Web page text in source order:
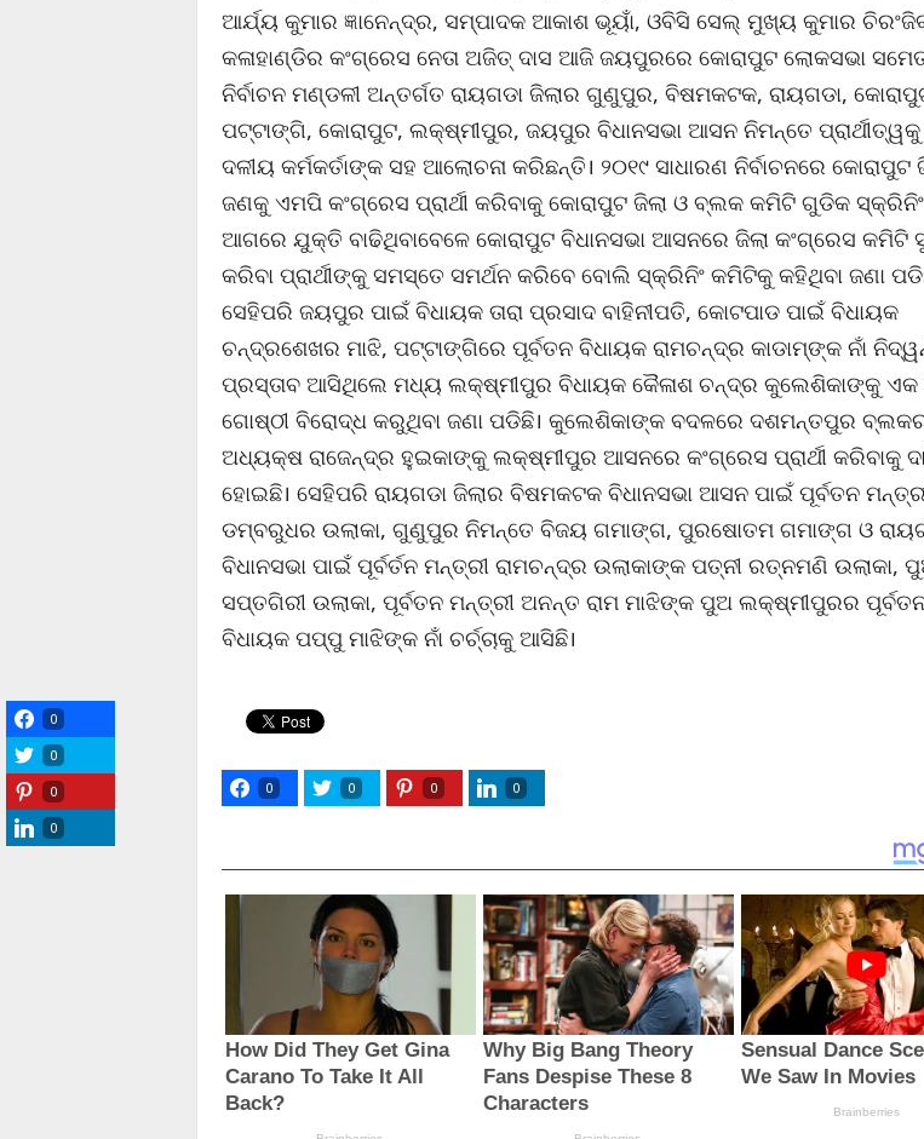
ଆର୍ଯ୍ୟ କୁମାର ଜ୍ଞାନେନ୍ଦ୍ର, ସମ୍ପାଦକ ଆକାଶ ଭୂୟାଁ, ଓବିସି ସେଲ୍ ମୁଖ୍ୟ କୁମାର
କଳାହାଣ୍ଡିର କଂଗ୍ରେସ ନେତା ଅଜିତ୍ ଦାସ ଆଜି ଜୟପୁରରେ କୋରାପୁଟ ଲୋକସଭା
ନିର୍ବାଚନ ମଣ୍ଡଳୀ ଅନ୍ତର୍ଗତ ରାୟଗଡା ଜିଲାର ଗୁଣୁପୁର, ବିଷମକଟକ, ରାୟଗଡା,
ପଟ୍ଟାଙ୍ଗି, କୋରାପୁଟ, ଲକ୍ଷ୍ମୀପୁର, ଜୟପୁର ବିଧାନସଭା ଆସନ ନିମନ୍ତେ
ଦଳୀୟ କର୍ମକର୍ତାଙ୍କ ସହ ଆଲୋଚନା କରିଛନ୍ତି। ୨୦୧୯ ସାଧାରଣ ନିର୍ବାଚନରେ କୋରାପୁଟ
ଜଣକୁ ଏମପି କଂଗ୍ରେସ ପ୍ରାର୍ଥୀ କରିବାକୁ କୋରାପୁଟ ଜିଲା ଓ ବ୍ଲକ କମିଟି ଗୁଡିକ
ଆଗରେ ଯୁକ୍ତି ବାଢିଥିବାବେଳେ କୋରାପୁଟ ବିଧାନସଭା ଆସନରେ ଜିଲା କଂଗ୍ରେସ କମିଟି
କରିବା ପ୍ରାର୍ଥୀଙ୍କୁ ସମସ୍ତେ ସମର୍ଥନ କରିବେ ବୋଲି ସ୍କ୍ରିନିଂ କମିଟିକୁ କହିଥିବା ଜଣା
ସେହିପରି ଜୟପୁର ପାଇଁ ବିଧାୟକ ତାରା ପ୍ରସାଦ ବାହିନୀପତି, କୋଟପାଡ ପାଇଁ ବିଧାୟକ
ଚନ୍ଦ୍ରଶେଖର ମାଝି, ପଟ୍ଟାଙ୍ଗିରେ ପୂର୍ବତନ ବିଧାୟକ ରାମଚନ୍ଦ୍ର କାଡାମ୍ଙ୍କ ନାଁ
ପ୍ରସ୍ତାବ ଆସିଥିଲେ ମଧ୍ୟ ଲକ୍ଷ୍ମୀପୁର ବିଧାୟକ କୈଳାଶ ଚନ୍ଦ୍ର କୁଲେଶିକାଙ୍କୁ ଏକ
ଗୋଷ୍ଠୀ ବିରୋଦ୍ଧ କରୁଥିବା ଜଣା ପଡିଛି। କୁଲେଶିକାଙ୍କ ବଦଳରେ ଦଶମନ୍ତପୁର
ଅଧ୍ୟକ୍ଷ ରାଜେନ୍ଦ୍ର ହୁଇକାଙ୍କୁ ଲକ୍ଷ୍ମୀପୁର ଆସନରେ କଂଗ୍ରେସ ପ୍ରାର୍ଥୀ କରିବାକୁ
ହୋଇଛି। ସେହିପରି ରାୟଗଡା ଜିଲାର ବିଷମକଟକ ବିଧାନସଭା ଆସନ ପାଇଁ ପୂର୍ବତନ
ଡମ୍ବରୁଧର ଉଲାକା, ଗୁଣୁପୁର ନିମନ୍ତେ ବିଜୟ ଗମାଙ୍ଗ, ପୁରଷୋତମ ଗମାଙ୍ଗ ଓ
ବିଧାନସଭା ପାଇଁ ପୂର୍ବର୍ତନ ମନ୍ତ୍ରୀ ରାମଚନ୍ଦ୍ର ଉଲାକାଙ୍କ ପତ୍ନୀ ରତ୍ନମଣି ଉଲାକା,
ସପ୍ତଗିରୀ ଉଲାକା, ପୂର୍ବତନ ମନ୍ତ୍ରୀ ଅନନ୍ତ ରାମ ମାଝିଙ୍କ ପୁଅ ଲକ୍ଷ୍ମୀପୁରର
ବିଧାୟକ ପପ୍ପୁ ମାଝିଙ୍କ ନାଁ ଚର୍ଚ୍ଚାକୁ ଆସିଛି।
0 0 0 0
0
0
0
0